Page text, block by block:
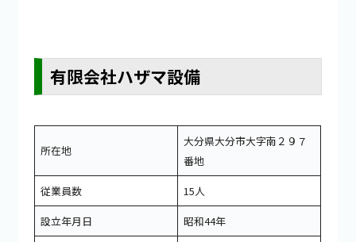
有限会社ハザマ設備
所在地
大分県大分市大字南２９７
番地
従業員数
15人
設立年月日
昭和44年